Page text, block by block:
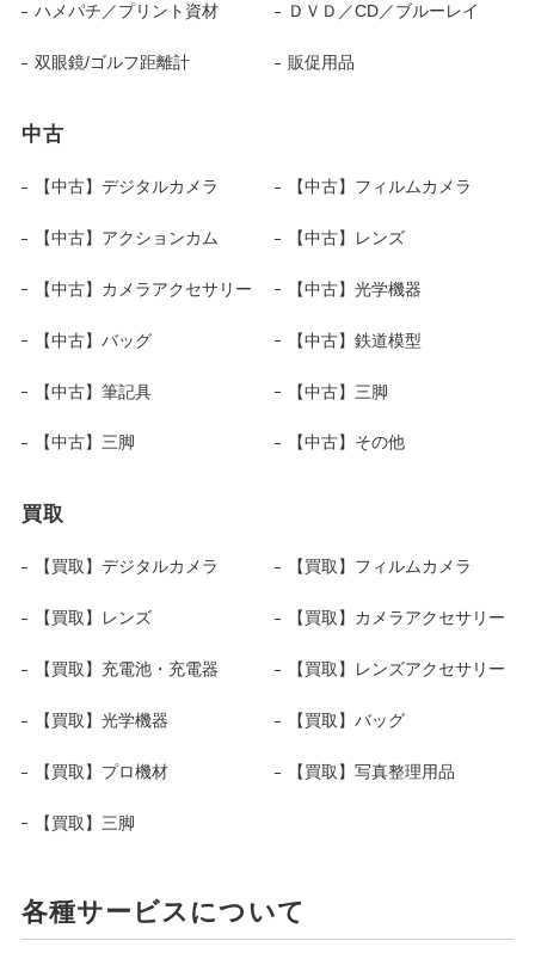
ハメパチ／プリント資材 ＤＶＤ／CD／ブルーレイ
双眼鏡/ゴルフ距離計 販促用品
中古
【中古】デジタルカメラ 【中古】フィルムカメラ
【中古】アクションカム 【中古】レンズ
【中古】カメラアクセサリー 【中古】光学機器
【中古】バッグ 【中古】鉄道模型
【中古】筆記具 【中古】三脚
【中古】三脚 【中古】その他
買取
【買取】デジタルカメラ 【買取】フィルムカメラ
【買取】レンズ 【買取】カメラアクセサリー
【買取】充電池・充電器 【買取】レンズアクセサリー
【買取】光学機器 【買取】バッグ
【買取】プロ機材 【買取】写真整理用品
【買取】三脚
各種サービスについて